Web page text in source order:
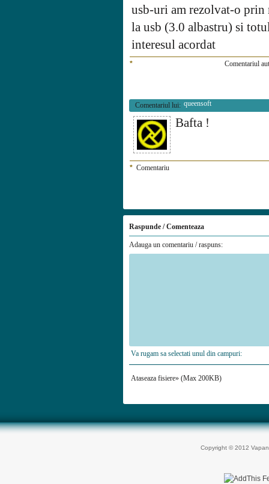
usb-uri am rezolvat-o prin
la usb (3.0 albastru) si
interesul acordat
* Comentariul
Comentariul lui: queensoft
Bafta !
* Comentariu
Raspunde / Comenteaza
Adauga un comentariu / raspuns:
Va rugam sa selectati unul din campuri:
Ataseaza fisiere» (Max 200KB)
Copyright © 2012